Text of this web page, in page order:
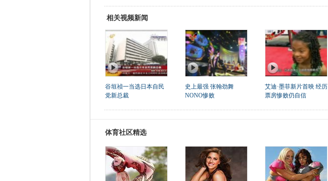
相关视频新闻
谷垣祯一当选日本自民
党新总裁
史上最强 张翰劲舞
NONO惨败
艾迪·墨菲新片首映 经历
票房惨败仍自信
体育社区精选